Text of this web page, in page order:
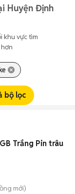
Huyện Định
khu vực tìm
bộ lọc
Trắng Pin trâu
mới)